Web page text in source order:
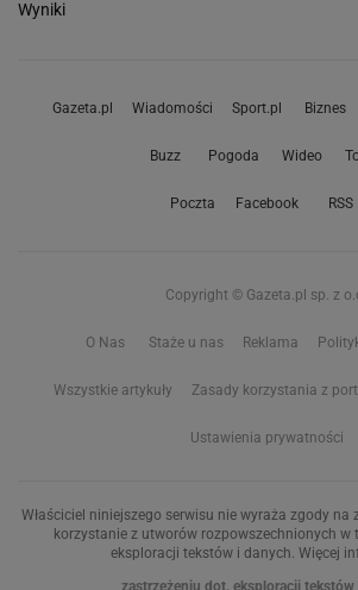
Wyniki
Gazeta.pl Wiadomości Sport.pl Biznes
Buzz Pogoda Wideo
Poczta Facebook RSS
Copyright © Gazeta.pl sp. z
O Nas Staże u nas Reklama
Wszystkie artykuły Zasady korzystania z
Ustawienia prywatności
Właściciel niniejszego serwisu nie wyraża zgody
korzystanie z utworów rozpowszechnionych w
eksploracji tekstów i danych. Więcej
zastrzeżeniu dot. eksploracji tekstów